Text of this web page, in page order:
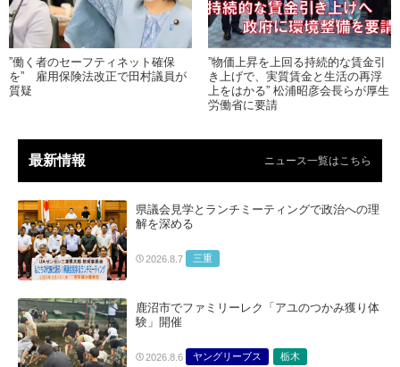
”働く者のセーフティネット確保
を” 雇用保険法改正で田村議員が
質疑
”物価上昇を上回る持続的な賃金引
き上げで、実質賃金と生活の再浮
上をはかる” 松浦昭彦会長らが厚生
労働省に要請
最新情報 ニュース一覧はこちら
県議会見学とランチミーティングで政治への理
解を深める
2026.8.7 三重
鹿沼市でファミリーレク「アユのつかみ獲り体
験」開催
2026.8.6 ヤングリーブス 栃木